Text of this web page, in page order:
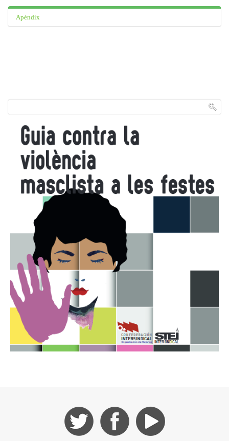
Apèndix
BONET, Blai. Judes i la primavera. Barcelona: Club Editor,
BONET, Blai. L’evangeli segons un de tants. Barcelona: Proa,
1967.
FRONTERA, Guillem. Tirannosaurus. Barcelona: Editorial
Laia, 1977
JANER, Gabriel. El cementiri de les roses. Barcelona: Editorial
Selecta, 1972.
JANER, Gabriel. La capitulació. Palma: Editorial Moll, 1972
MANRESA, Joan. «La carretera n.º13». Primer banyador blau
marí. Palma: Edicions Cort, 1973.
MAS I BAUÇÀ, Joan. Escàndol a camp de mar (dos mil porcs).
Palma de Mallorca: Daedalus, 1966
MESQUIDA, Biel. L’adolescent de sal. Barcelona: Editorial
MESQUIDA, Biel. El bell país on els homes estimen els homes
(1974)
MOYÀ, Llorenç. Presidi Major: Poemes. Palma de Mallorca:
Editorial Mol, 1977
MOYÀ, Llorenç. Polifem. (1962)
RIERA, Carme. Te deix, amor, la mar com a penyora. Barcelona:
Editorial Laia, 1977.
VICENS, Antònia. La festa de tots els morts. Barcelona: Hogar
del libro, 1982.
VILLALONGA, Llorenç. Andrea Víctrix. Barcelona: Edicions
Destino, 1974
VILLALONGA, Llorenç. Aquil·les o l’impossible. Palma:
Editorial Moll, 1964
Barcelona: Club Editor S. L.,1964.
VILLALONGA, Llorenç. Mort de dama. Barcelona: Club Editor
S.L., 1988.